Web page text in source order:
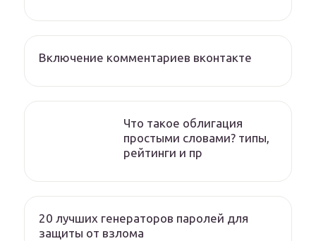
Включение комментариев вконтакте
Что такое облигация
простыми словами? типы,
рейтинги и пр
20 лучших генераторов паролей для
защиты от взлома